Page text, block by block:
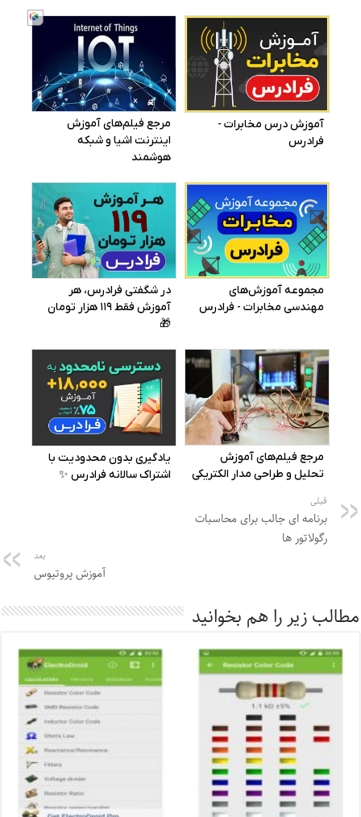
قبلی
برنامه ای جالب برای محاسبات
رگولاتور ها
بعد
آموزش پروتیوس
مطالب زیر را هم بخوانید